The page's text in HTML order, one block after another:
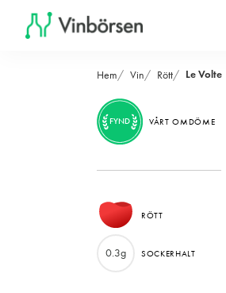
Hem Vin Rött Le Volte
FYND VÅRT OMDÖME
RÖTT
0.3g SOCKERHALT